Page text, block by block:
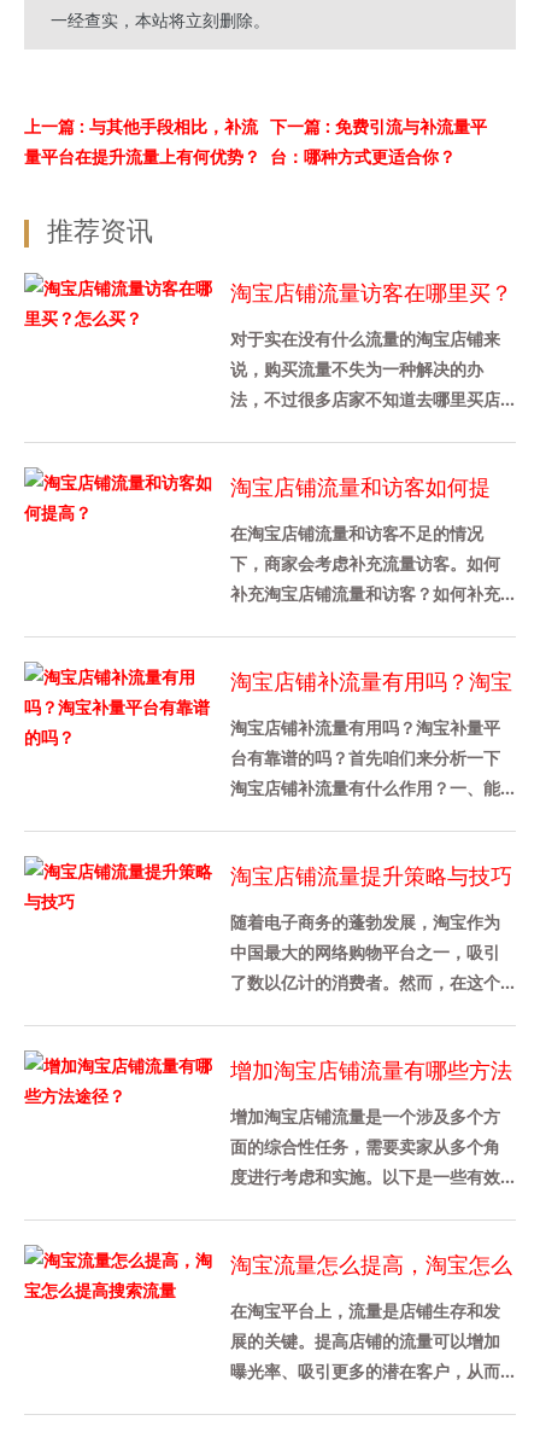
一经查实，本站将立刻删除。
上一篇 : 与其他手段相比，补流
量平台在提升流量上有何优势？
下一篇 : 免费引流与补流量平
台：哪种方式更适合你？
推荐资讯
淘宝店铺流量访客在哪里买？
怎么买？
对于实在没有什么流量的淘宝店铺来
说，购买流量不失为一种解决的办
法，不过很多店家不知道去哪里买店
下，......
淘宝店铺流量和访客如何提
高？
在淘宝店铺流量和访客不足的情况
下，商家会考虑补充流量访客。如何
补充淘宝店铺流量和访客？如何补充
卖......
淘宝店铺补流量有用吗？淘宝
补量平台有靠谱的吗？
淘宝店铺补流量有用吗？淘宝补量平
台有靠谱的吗？首先咱们来分析一下
淘宝店铺补流量有什么作用？一、能
淘宝店铺流量提升策略与技巧
随着电子商务的蓬勃发展，淘宝作为
中国最大的网络购物平台之一，吸引
了数以亿计的消费者。然而，在这个
心......
增加淘宝店铺流量有哪些方法
途径？
增加淘宝店铺流量是一个涉及多个方
面的综合性任务，需要卖家从多个角
度进行考虑和实施。以下是一些有效
淘宝流量怎么提高，淘宝怎么
提高搜索流量
在淘宝平台上，流量是店铺生存和发
展的关键。提高店铺的流量可以增加
曝光率、吸引更多的潜在客户，从而